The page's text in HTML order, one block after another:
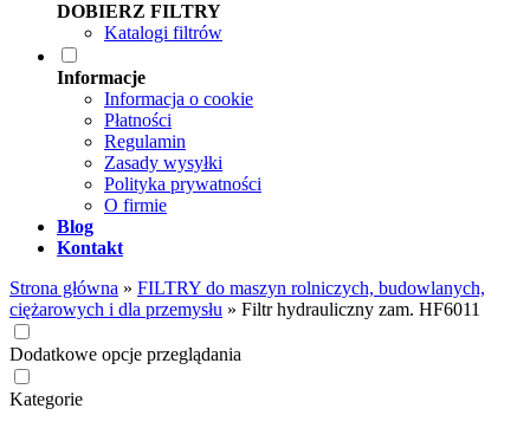
DOBIERZ FILTRY
Katalogi filtrów
Informacje
Informacja o cookie
Płatności
Regulamin
Zasady wysyłki
Polityka prywatności
O firmie
Blog
Kontakt
Strona główna » FILTRY do maszyn rolniczych, budowlanych,
ciężarowych i dla przemysłu » Filtr hydrauliczny zam. HF6011
Dodatkowe opcje przeglądania
Kategorie